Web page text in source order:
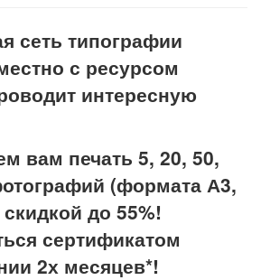
сеть типографии
с ресурсом
интересную
вам печать 5, 20, 50,
(формата А3,
скидкой до 55%!
сертификатом
2х месяцев*!